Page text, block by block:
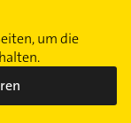
um die